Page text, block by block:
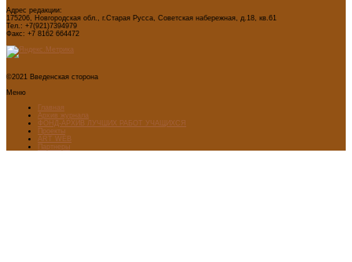
Адрес редакции:
175206, Новгородская обл., г.Старая Русса, Советская набережная, д.18, кв.61
Тел.: +7(921)7394979
Факс: +7 8162 664472
©2021 Введенская сторона
Меню
Главная
Архив журнала
ФОНД-АРХИВ ЛУЧШИХ РАБОТ УЧАЩИХСЯ
Проекты
ART WEB
Партнеры